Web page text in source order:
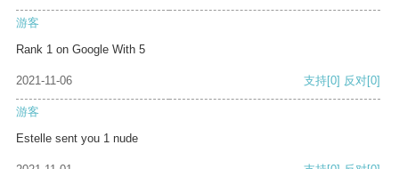
游客
Rank 1 on Google With 5
2021-11-06 支持[0] 反对[0]
游客
Estelle sent you 1 nude